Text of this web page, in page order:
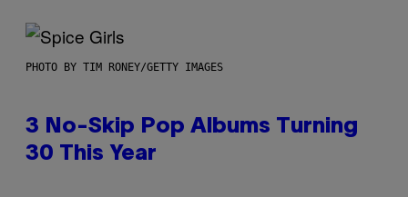
PHOTO BY TIM RONEY/GETTY IMAGES
3 No-Skip Pop Albums Turning
30 This Year